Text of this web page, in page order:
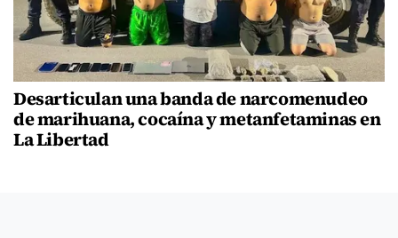
Desarticulan una banda de narcomenudeo
de marihuana, cocaína y metanfetaminas en
La Libertad